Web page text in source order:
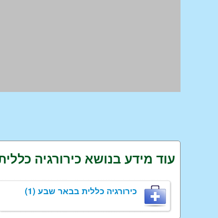
עוד מידע בנושא כירורגיה
כירורגיה כללית בבאר שבע (1)